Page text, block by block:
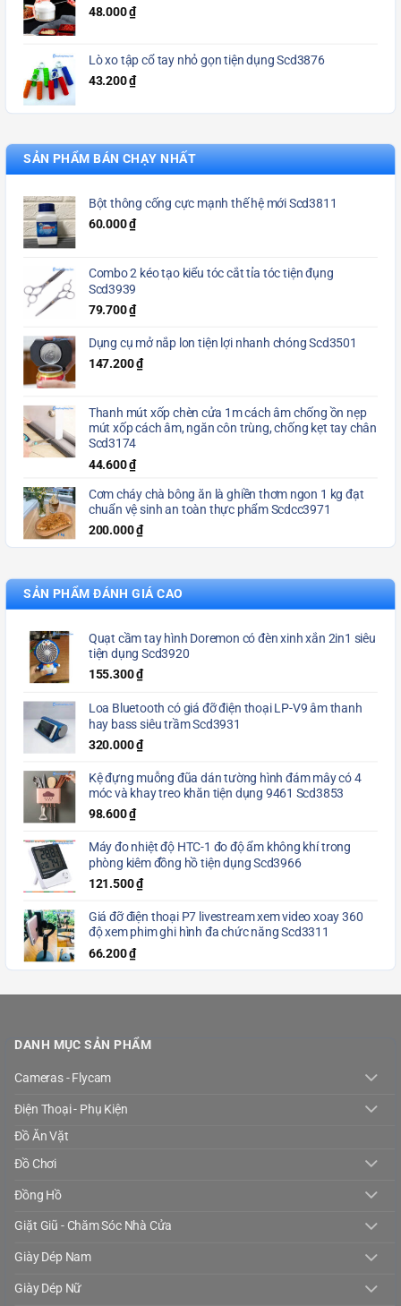
48.000₫
Lò xo tập cổ tay nhỏ gọn tiện dụng Scd3876
43.200₫
SẢN PHẨM BÁN CHẠY NHẤT
Bột thông cống cực mạnh thế hệ mới Scd3811
60.000₫
Combo 2 kéo tạo kiểu tóc cắt tỉa tóc tiện đụng
Scd3939
79.700₫
Dụng cụ mở nắp lon tiện lợi nhanh chóng Scd3501
147.200₫
Thanh mút xốp chèn cửa 1m cách âm chống ồn nẹp
mút xốp cách âm, ngăn côn trùng, chống kẹt tay chân
Scd3174
44.600₫
Cơm cháy chà bông ăn là ghiền thơm ngon 1 kg đạt
chuẩn vệ sinh an toàn thực phẩm Scdcc3971
200.000₫
SẢN PHẨM ĐÁNH GIÁ CAO
Quạt cầm tay hình Doremon có đèn xinh xắn 2in1 siêu
tiện dụng Scd3920
155.300₫
Loa Bluetooth có giá đỡ điện thoại LP-V9 âm thanh
hay bass siêu trầm Scd3931
320.000₫
Kệ đựng muỗng đũa dán tường hình đám mây có 4
móc và khay treo khăn tiện dụng 9461 Scd3853
98.600₫
Máy đo nhiệt độ HTC-1 đo độ ẩm không khí trong
phòng kiêm đồng hồ tiện dụng Scd3966
121.500₫
Giá đỡ điện thoại P7 livestream xem video xoay 360
độ xem phim ghi hình đa chức năng Scd3311
66.200₫
DANH MỤC SẢN PHẨM
Cameras - Flycam
Điện Thoại - Phụ Kiện
Đồ Ăn Vặt
Đồ Chơi
Đồng Hồ
Giặt Giũ - Chăm Sóc Nhà Cửa
Giày Dép Nam
Giày Dép Nữ